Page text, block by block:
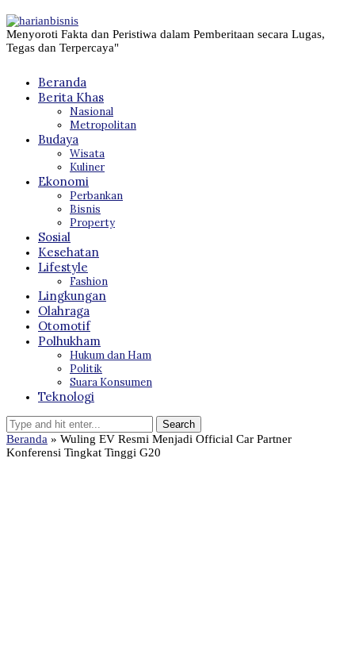
Menyoroti Fakta dan Peristiwa dalam Pemberitaan secara Lugas,
Tegas dan Terpercaya"
Beranda
Berita Khas
Nasional
Metropolitan
Budaya
Wisata
Kuliner
Ekonomi
Perbankan
Bisnis
Property
Sosial
Kesehatan
Lifestyle
Fashion
Lingkungan
Olahraga
Otomotif
Polhukham
Hukum dan Ham
Politik
Suara Konsumen
Teknologi
Beranda » Wuling EV Resmi Menjadi Official Car Partner
Konferensi Tingkat Tinggi G20